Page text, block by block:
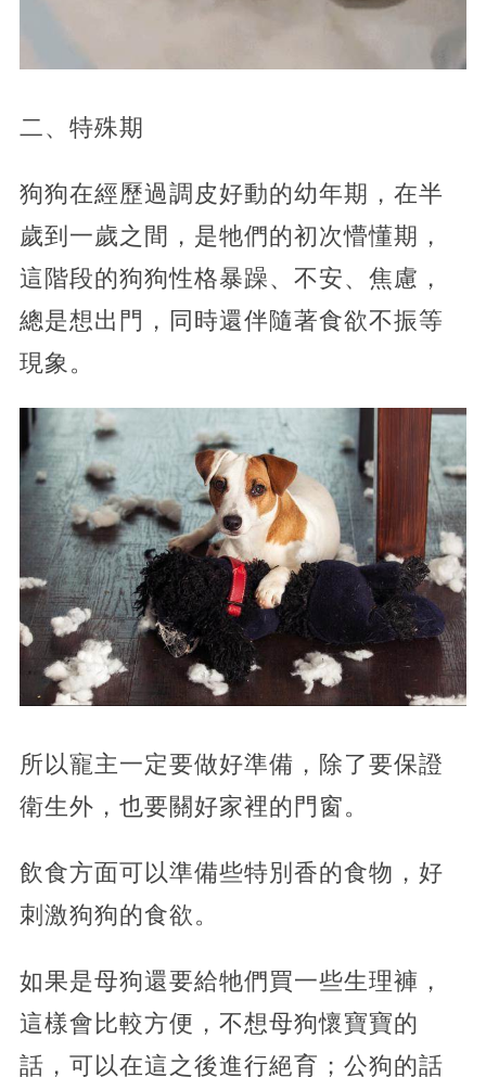
二、特殊期
狗狗在經歷過調皮好動的幼年期，在半
歲到一歲之間，是牠們的初次懵懂期，
這階段的狗狗性格暴躁、不安、焦慮，
總是想出門，同時還伴隨著食欲不振等
現象。
所以寵主一定要做好準備，除了要保證
衛生外，也要關好家裡的門窗。
飲食方面可以準備些特別香的食物，好
刺激狗狗的食欲。
如果是母狗還要給牠們買一些生理褲，
這樣會比較方便，不想母狗懷寶寶的
話，可以在這之後進行絕育；公狗的話